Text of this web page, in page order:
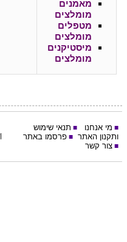
מאמנים
מומלצים
מטפלים
מומלצים
מיסטיקנים
מומלצים
■ מי אנחנו ■ תנאי שימוש
ותקנון האתר ■ פרסמו באתר
■ צור קשר